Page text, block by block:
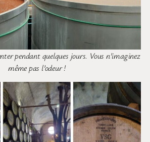
pendant quelques jours. Vous n’imaginez
même pas l’odeur !